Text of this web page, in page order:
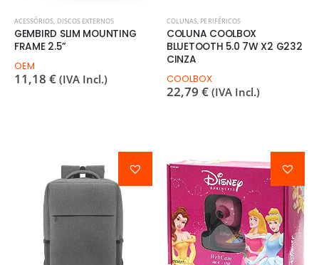
ACESSÓRIOS, DISCOS EXTERNOS
GEMBIRD SLIM MOUNTING
FRAME 2.5”
OEM
11,18 € (IVA Incl.)
COLUNAS, PERIFÉRICOS
COLUNA COOLBOX
BLUETOOTH 5.0 7W X2 G232
CINZA
COOLBOX
22,79 € (IVA Incl.)